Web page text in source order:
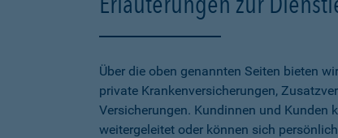
Über die oben genannten Seiten bieten
private Krankenversicherungen,
Versicherungen. Kundinnen und
weitergeleitet oder können sich